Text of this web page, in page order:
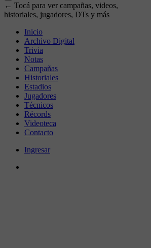
← Tocá para ver campañas, videos,
historiales, jugadores, DTs y más
Inicio
Archivo Digital
Trivia
Notas
Campañas
Historiales
Estadios
Jugadores
Técnicos
Récords
Videoteca
Contacto
Ingresar